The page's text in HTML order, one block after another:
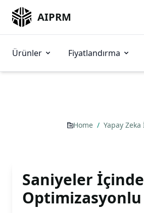
AIPRM
Ürünler Fiyatlandırma
Home / Yapay Zeka
Saniyeler İçinde